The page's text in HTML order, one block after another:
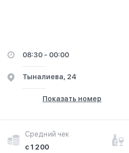
08:30 - 00:00
Тыналиева, 24
Показать номер
Средний чек
с 1 200